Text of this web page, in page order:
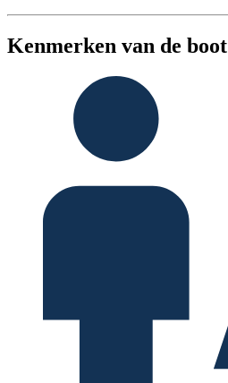
Kenmerken van de boot